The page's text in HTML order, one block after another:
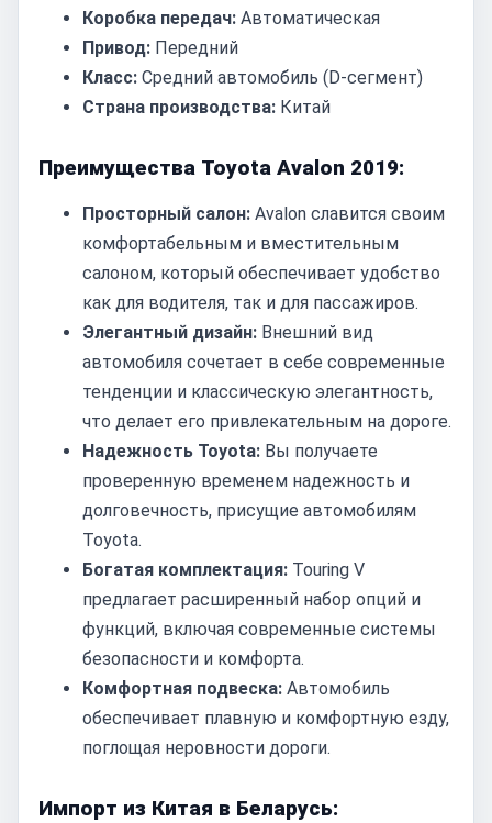
Коробка передач: Автоматическая
Привод: Передний
Класс: Средний автомобиль (D-сегмент)
Страна производства: Китай
Преимущества Toyota Avalon 2019:
Просторный салон: Avalon славится своим
комфортабельным и вместительным
салоном, который обеспечивает удобство
как для водителя, так и для пассажиров.
Элегантный дизайн: Внешний вид
автомобиля сочетает в себе современные
тенденции и классическую элегантность,
что делает его привлекательным на дороге.
Надежность Toyota: Вы получаете
проверенную временем надежность и
долговечность, присущие автомобилям
Toyota.
Богатая комплектация: Touring V
предлагает расширенный набор опций и
функций, включая современные системы
безопасности и комфорта.
Комфортная подвеска: Автомобиль
обеспечивает плавную и комфортную езду,
поглощая неровности дороги.
Импорт из Китая в Беларусь: